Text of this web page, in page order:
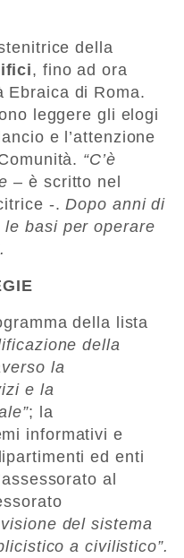
della
, fino ad ora
Ebraica di Roma.
leggere gli elogi
e l’attenzione
“C’è
– è scritto nel
-. Dopo anni di
basi per operare
della lista
della
la
e la
; la
informativi e
ed enti
al
del sistema
a civilistico”.